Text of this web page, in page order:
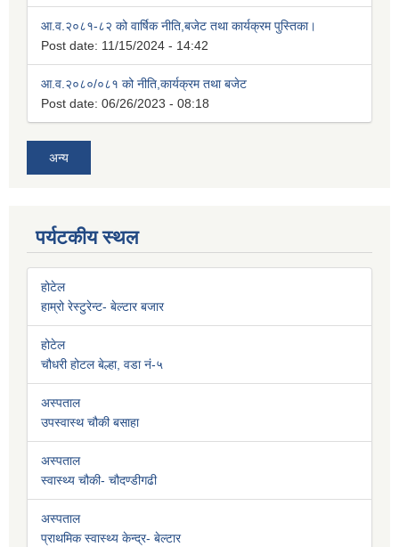
आ.व.२०८१-८२ को वार्षिक नीति,बजेट तथा कार्यक्रम पुस्तिका।
Post date: 11/15/2024 - 14:42
आ.व.२०८०/०८१ को नीति,कार्यक्रम तथा बजेट
Post date: 06/26/2023 - 08:18
अन्य
पर्यटकीय स्थल
होटेल
हाम्रो रेस्टुरेन्ट- बेल्टार बजार
होटेल
चौधरी होटल बेल्हा, वडा नं-५
अस्पताल
उपस्वास्थ चौकी बसाहा
अस्पताल
स्वास्थ्य चौकी- चौदण्डीगढी
अस्पताल
प्राथमिक स्वास्थ्य केन्द्र- बेल्टार